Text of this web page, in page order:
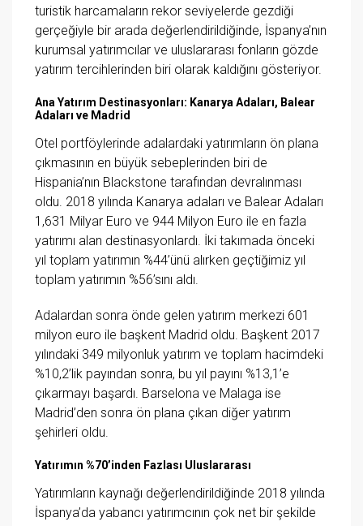
turistik harcamaların rekor seviyelerde gezdiği
gerçeğiyle bir arada değerlendirildiğinde, İspanya’nın
kurumsal yatırımcılar ve uluslararası fonların gözde
yatırım tercihlerinden biri olarak kaldığını gösteriyor.
Ana Yatırım Destinasyonları: Kanarya Adaları, Balear
Adaları ve Madrid
Otel portföylerinde adalardaki yatırımların ön plana
çıkmasının en büyük sebeplerinden biri de
Hispania’nın Blackstone tarafından devralınması
oldu. 2018 yılında Kanarya adaları ve Balear Adaları
1,631 Milyar Euro ve 944 Milyon Euro ile en fazla
yatırımı alan destinasyonlardı. İki takımada önceki
yıl toplam yatırımın %44’ünü alırken geçtiğimiz yıl
toplam yatırımın %56’sını aldı.
Adalardan sonra önde gelen yatırım merkezi 601
milyon euro ile başkent Madrid oldu. Başkent 2017
yılındaki 349 milyonluk yatırım ve toplam hacimdeki
%10,2’lik payından sonra, bu yıl payını %13,1’e
çıkarmayı başardı. Barselona ve Malaga ise
Madrid’den sonra ön plana çıkan diğer yatırım
şehirleri oldu.
Yatırımın %70’inden Fazlası Uluslararası
Yatırımların kaynağı değerlendirildiğinde 2018 yılında
İspanya’da yabancı yatırımcının çok net bir şekilde